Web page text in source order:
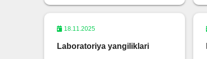
18.11.2025
Laboratoriya yangiliklari